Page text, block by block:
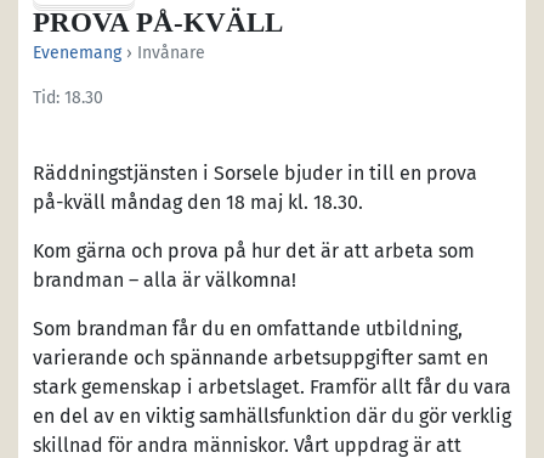
PROVA PÅ-KVÄLL
Evenemang› Invånare
Tid: 18.30
Räddningstjänsten i Sorsele bjuder in till en prova
på-kväll måndag den 18 maj kl. 18.30.
Kom gärna och prova på hur det är att arbeta som
brandman – alla är välkomna!
Som brandman får du en omfattande utbildning,
varierande och spännande arbetsuppgifter samt en
stark gemenskap i arbetslaget. Framför allt får du vara
en del av en viktig samhällsfunktion där du gör verklig
skillnad för andra människor. Vårt uppdrag är att